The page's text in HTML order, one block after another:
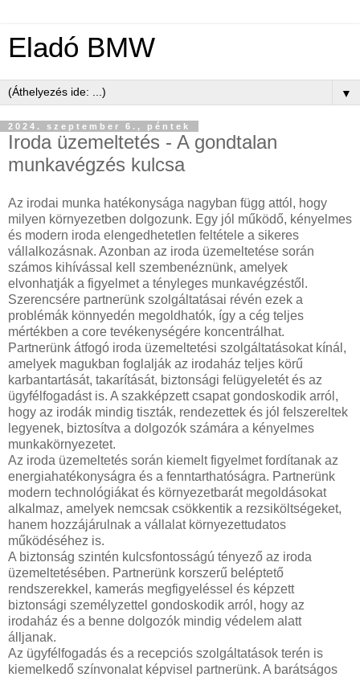
Eladó BMW
▼
2024. szeptember 6., péntek
Iroda üzemeltetés - A gondtalan
munkavégzés kulcsa
Az irodai munka hatékonysága nagyban függ attól, hogy
milyen környezetben dolgozunk. Egy jól működő, kényelmes
és modern iroda elengedhetetlen feltétele a sikeres
vállalkozásnak. Azonban az iroda üzemeltetése során
számos kihívással kell szembenéznünk, amelyek
elvonhatják a figyelmet a tényleges munkavégzéstől.
Szerencsére partnerünk szolgáltatásai révén ezek a
problémák könnyedén megoldhatók, így a cég teljes
mértékben a core tevékenységére koncentrálhat.
Partnerünk átfogó iroda üzemeltetési szolgáltatásokat kínál,
amelyek magukban foglalják az irodaház teljes körű
karbantartását, takarítását, biztonsági felügyeletét és az
ügyfélfogadást is. A szakképzett csapat gondoskodik arról,
hogy az irodák mindig tiszták, rendezettek és jól felszereltek
legyenek, biztosítva a dolgozók számára a kényelmes
munkakörnyezetet.
Az iroda üzemeltetés során kiemelt figyelmet fordítanak az
energiahatékonyságra és a fenntarthatóságra. Partnerünk
modern technológiákat és környezetbarát megoldásokat
alkalmaz, amelyek nemcsak csökkentik a rezsiköltségeket,
hanem hozzájárulnak a vállalat környezettudatos
működéséhez is.
A biztonság szintén kulcsfontosságú tényező az iroda
üzemeltetésében. Partnerünk korszerű beléptető
rendszerekkel, kamerás megfigyeléssel és képzett
biztonsági személyzettel gondoskodik arról, hogy az
irodaház és a benne dolgozók mindig védelem alatt
álljanak.
Az ügyfélfogadás és a recepciós szolgáltatások terén is
kiemelkedő színvonalat képvisel partnerünk. A barátságos